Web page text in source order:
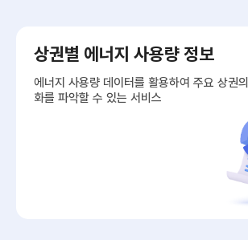
상권별 에너지 사용량 정보
에너지 사용량 데이터를 활용하여 주요 상권
화를 파악할 수 있는 서비스